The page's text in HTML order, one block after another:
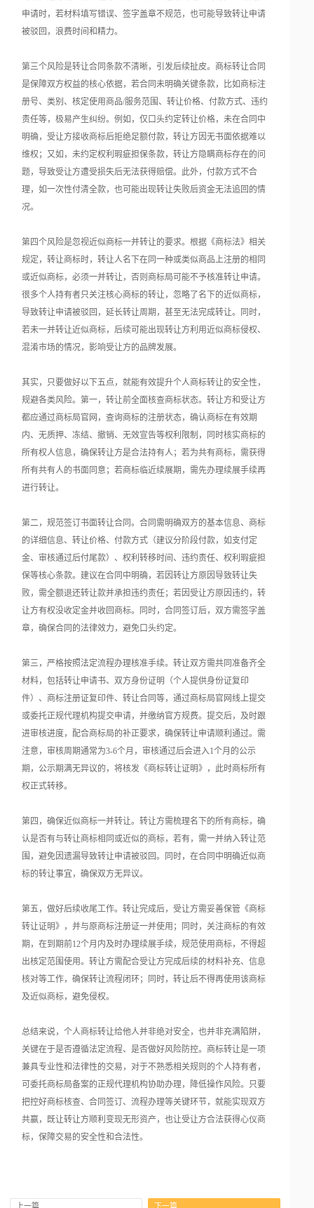
申请时，若材料填写错误、签字盖章不规范，也可能导致转让申请
被驳回，浪费时间和精力。
第三个风险是转让合同条款不清晰，引发后续扯皮。商标转让合同
是保障双方权益的核心依据，若合同未明确关键条款，比如商标注
册号、类别、核定使用商品/服务范围、转让价格、付款方式、违约
责任等，极易产生纠纷。例如，仅口头约定转让价格，未在合同中
明确，受让方接收商标后拒绝足额付款，转让方因无书面依据难以
维权；又如，未约定权利瑕疵担保条款，转让方隐瞒商标存在的问
题，导致受让方遭受损失后无法获得赔偿。此外，付款方式不合
理，如一次性付清全款，也可能出现转让失败后资金无法追回的情
况。
第四个风险是忽视近似商标一并转让的要求。根据《商标法》相关
规定，转让商标时，转让人名下在同一种或类似商品上注册的相同
或近似商标，必须一并转让，否则商标局可能不予核准转让申请。
很多个人持有者只关注核心商标的转让，忽略了名下的近似商标，
导致转让申请被驳回，延长转让周期，甚至无法完成转让。同时，
若未一并转让近似商标，后续可能出现转让方利用近似商标侵权、
混淆市场的情况，影响受让方的品牌发展。
其实，只要做好以下五点，就能有效提升个人商标转让的安全性，
规避各类风险。第一，转让前全面核查商标状态。转让方和受让方
都应通过商标局官网，查询商标的注册状态，确认商标在有效期
内、无质押、冻结、撤销、无效宣告等权利限制，同时核实商标的
所有权人信息，确保转让方是合法持有人；若为共有商标，需获得
所有共有人的书面同意；若商标临近续展期，需先办理续展手续再
进行转让。
第二，规范签订书面转让合同。合同需明确双方的基本信息、商标
的详细信息、转让价格、付款方式（建议分阶段付款，如支付定
金、审核通过后付尾款）、权利转移时间、违约责任、权利瑕疵担
保等核心条款。建议在合同中明确，若因转让方原因导致转让失
败，需全额退还转让款并承担违约责任；若因受让方原因违约，转
让方有权没收定金并收回商标。同时，合同签订后，双方需签字盖
章，确保合同的法律效力，避免口头约定。
第三，严格按照法定流程办理核准手续。转让双方需共同准备齐全
材料，包括转让申请书、双方身份证明（个人提供身份证复印
件）、商标注册证复印件、转让合同等，通过商标局官网线上提交
或委托正规代理机构提交申请，并缴纳官方规费。提交后，及时跟
进审核进度，配合商标局的补正要求，确保转让申请顺利通过。需
注意，审核周期通常为3-6个月，审核通过后会进入1个月的公示
期，公示期满无异议的，将核发《商标转让证明》，此时商标所有
权正式转移。
第四，确保近似商标一并转让。转让方需梳理名下的所有商标，确
认是否有与转让商标相同或近似的商标，若有，需一并纳入转让范
围，避免因遗漏导致转让申请被驳回。同时，在合同中明确近似商
标的转让事宜，确保双方无异议。
第五，做好后续收尾工作。转让完成后，受让方需妥善保管《商标
转让证明》，并与原商标注册证一并使用；同时，关注商标的有效
期，在到期前12个月内及时办理续展手续，规范使用商标，不得超
出核定范围使用。转让方需配合受让方完成后续的材料补充、信息
核对等工作，确保转让流程闭环；同时，转让后不得再使用该商标
及近似商标，避免侵权。
总结来说，个人商标转让给他人并非绝对安全，也并非充满陷阱，
关键在于是否遵循法定流程、是否做好风险防控。商标转让是一项
兼具专业性和法律性的交易，对于不熟悉相关规则的个人持有者，
可委托商标局备案的正规代理机构协助办理，降低操作风险。只要
把控好商标核查、合同签订、流程办理等关键环节，就能实现双方
共赢，既让转让方顺利变现无形资产，也让受让方合法获得心仪商
标，保障交易的安全性和合法性。
上一篇 下一篇